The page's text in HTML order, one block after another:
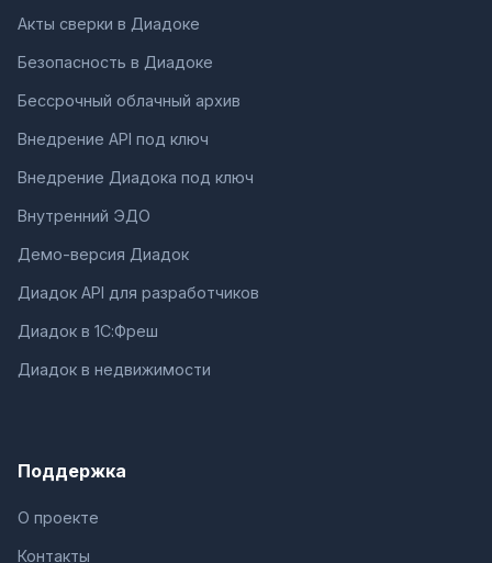
Акты сверки в Диадоке
Безопасность в Диадоке
Бессрочный облачный архив
Внедрение API под ключ
Внедрение Диадока под ключ
Внутренний ЭДО
Демо-версия Диадок
Диадок API для разработчиков
Диадок в 1С:Фреш
Диадок в недвижимости
Поддержка
О проекте
Контакты